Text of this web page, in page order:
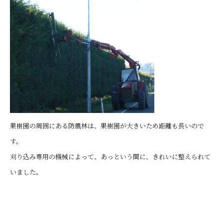
果樹園の周囲にある防風林は、果樹園が大きいため距離も長いので
す。
刈り込み専用の機械によって、あっという間に、きれいに整えられて
いました。